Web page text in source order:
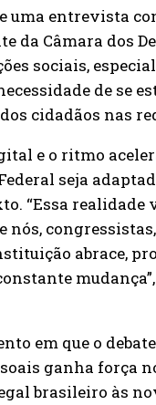
uma entrevista
da Câmara dos
sociais,
de se
cidadãos nas
e o ritmo
seja
“Essa
nós,
abrace,
em que o
ganha força
brasileiro às